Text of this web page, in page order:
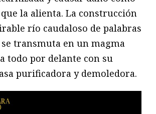
la alienta. La construcción
río caudaloso de palabras
transmuta en un magma
todo por delante con su
purificadora y demoledora.